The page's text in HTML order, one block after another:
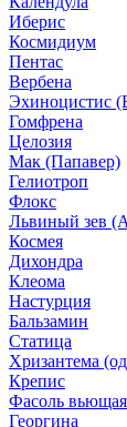
Иберис
Космидиум
Пентас
Вербена
Эхиноцистис
Гомфрена
Целозия
Мак (Папавер)
Гелиотроп
Флокс
Львиный зев
Космея
Дихондра
Клеома
Настурция
Бальзамин
Статица
Хризантема
Крепис
Фасоль
Георгина